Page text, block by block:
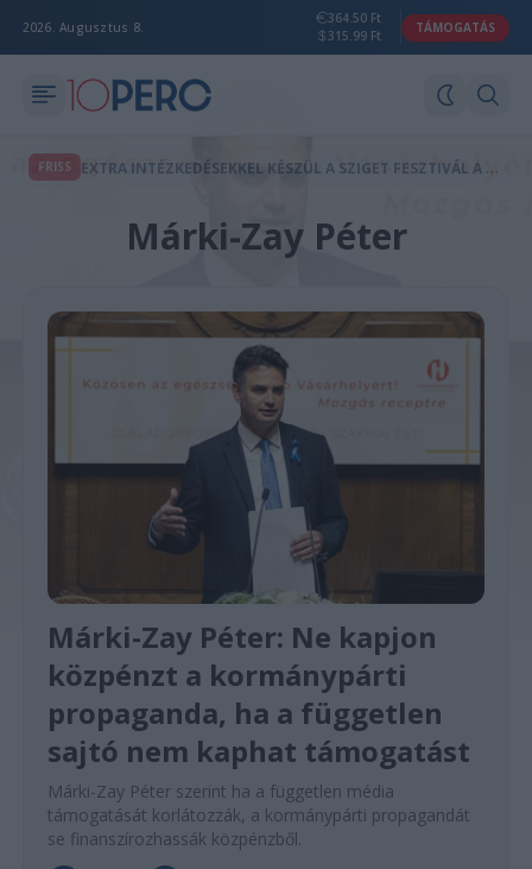
2026. Augusztus 8.
364.50 Ft
315.99 Ft
TÁMOGATÁS
FRISS E
XTRA INTÉZKEDÉSEKKEL KÉSZÜL A SZIGET FESZTIVÁL A POR ÉS HŐSÉG ELLEN
Márki-Zay Péter
Márki-Zay Péter: Ne kapjon
közpénzt a kormánypárti
propaganda, ha a független
sajtó nem kaphat támogatást
Márki-Zay Péter szerint ha a független média
támogatását korlátozzák, a kormánypárti propagandát
se finanszírozhassák közpénzből.